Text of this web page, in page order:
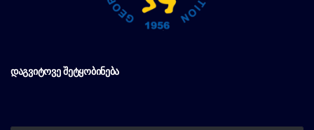
ᲓᲐᲒᲕᲘᲢᲝᲕᲔ ᲨᲔᲢᲧᲝᲑᲘᲜᲔᲑᲐ